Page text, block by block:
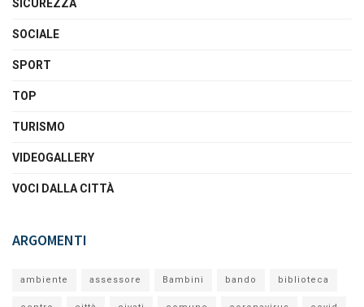
SICUREZZA
SOCIALE
SPORT
TOP
TURISMO
VIDEOGALLERY
VOCI DALLA CITTÀ
ARGOMENTI
ambiente assessore Bambini bando biblioteca